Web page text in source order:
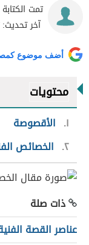
تمت
آخر تحديث:
أضف موضوع
محتويات
١
الأقصوصة
٢ الخصائص
ذات صلة
عناصر القصة